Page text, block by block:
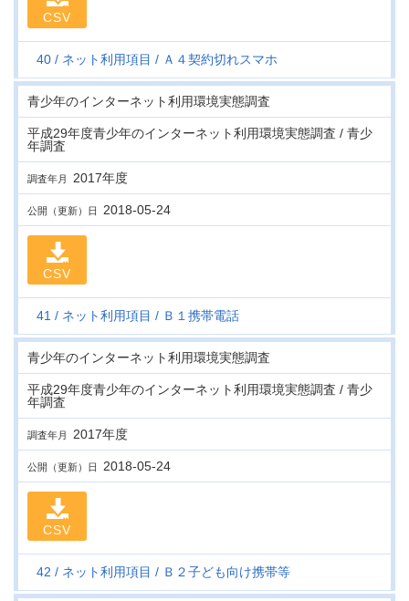
CSV
40 ネット利用項目 Ａ４契約切れスマホ
青少年のインターネット利用環境実態調査
平成29年度青少年のインターネット利用環境実態調査 / 青少
年調査
調査年月 2017年度
公開（更新）日 2018-05-24
CSV
41 ネット利用項目 Ｂ１携帯電話
青少年のインターネット利用環境実態調査
平成29年度青少年のインターネット利用環境実態調査 / 青少
年調査
調査年月 2017年度
公開（更新）日 2018-05-24
CSV
42 ネット利用項目 Ｂ２子ども向け携帯等